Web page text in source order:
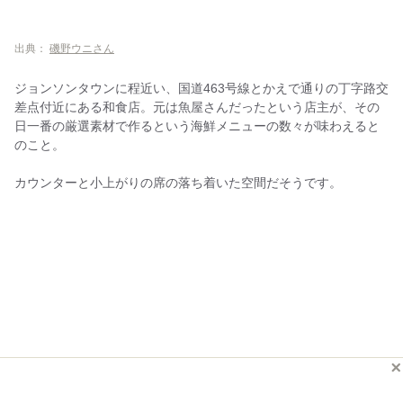
出典： 磯野ウニさん
ジョンソンタウンに程近い、国道463号線とかえで通りの丁字路交
差点付近にある和食店。元は魚屋さんだったという店主が、その
日一番の厳選素材で作るという海鮮メニューの数々が味わえると
のこと。
カウンターと小上がりの席の落ち着いた空間だそうです。